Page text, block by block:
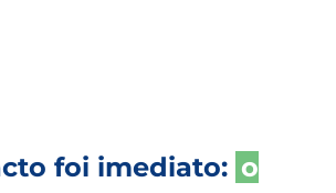
foi imediato: o